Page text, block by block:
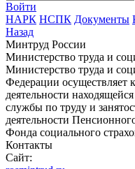
Войти
НАРК НСПК Документы
Назад
Минтруд России
Министерство труда и
Министерство труда и
Федерации осуществляет
деятельности
службы по труду и
деятельности
Фонда социального
Контакты
Сайт: